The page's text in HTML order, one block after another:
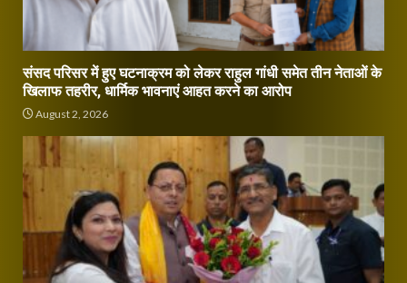
संसद परिसर में हुए घटनाक्रम को लेकर राहुल गांधी समेत तीन नेताओं के
खिलाफ तहरीर, धार्मिक भावनाएं आहत करने का आरोप
August 2, 2026